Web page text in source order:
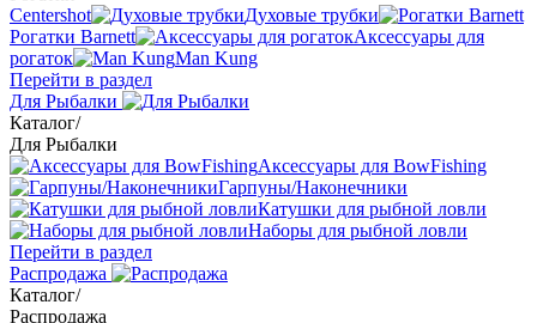
Centershot
Духовые трубки
Рогатки Barnett
Аксессуары для
рогаток
Man Kung
Перейти в раздел
Для Рыбалки
Каталог/
Для Рыбалки
Аксессуары для BowFishing
Гарпуны/Наконечники
Катушки для рыбной ловли
Наборы для рыбной ловли
Перейти в раздел
Распродажа
Каталог/
Распродажа